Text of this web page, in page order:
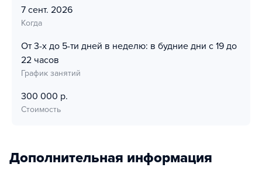
7 сент. 2026
Когда
От 3-х до 5-ти дней в неделю: в будние дни с 19 до
22 часов
График занятий
300 000 р.
Стоимость
Дополнительная информация